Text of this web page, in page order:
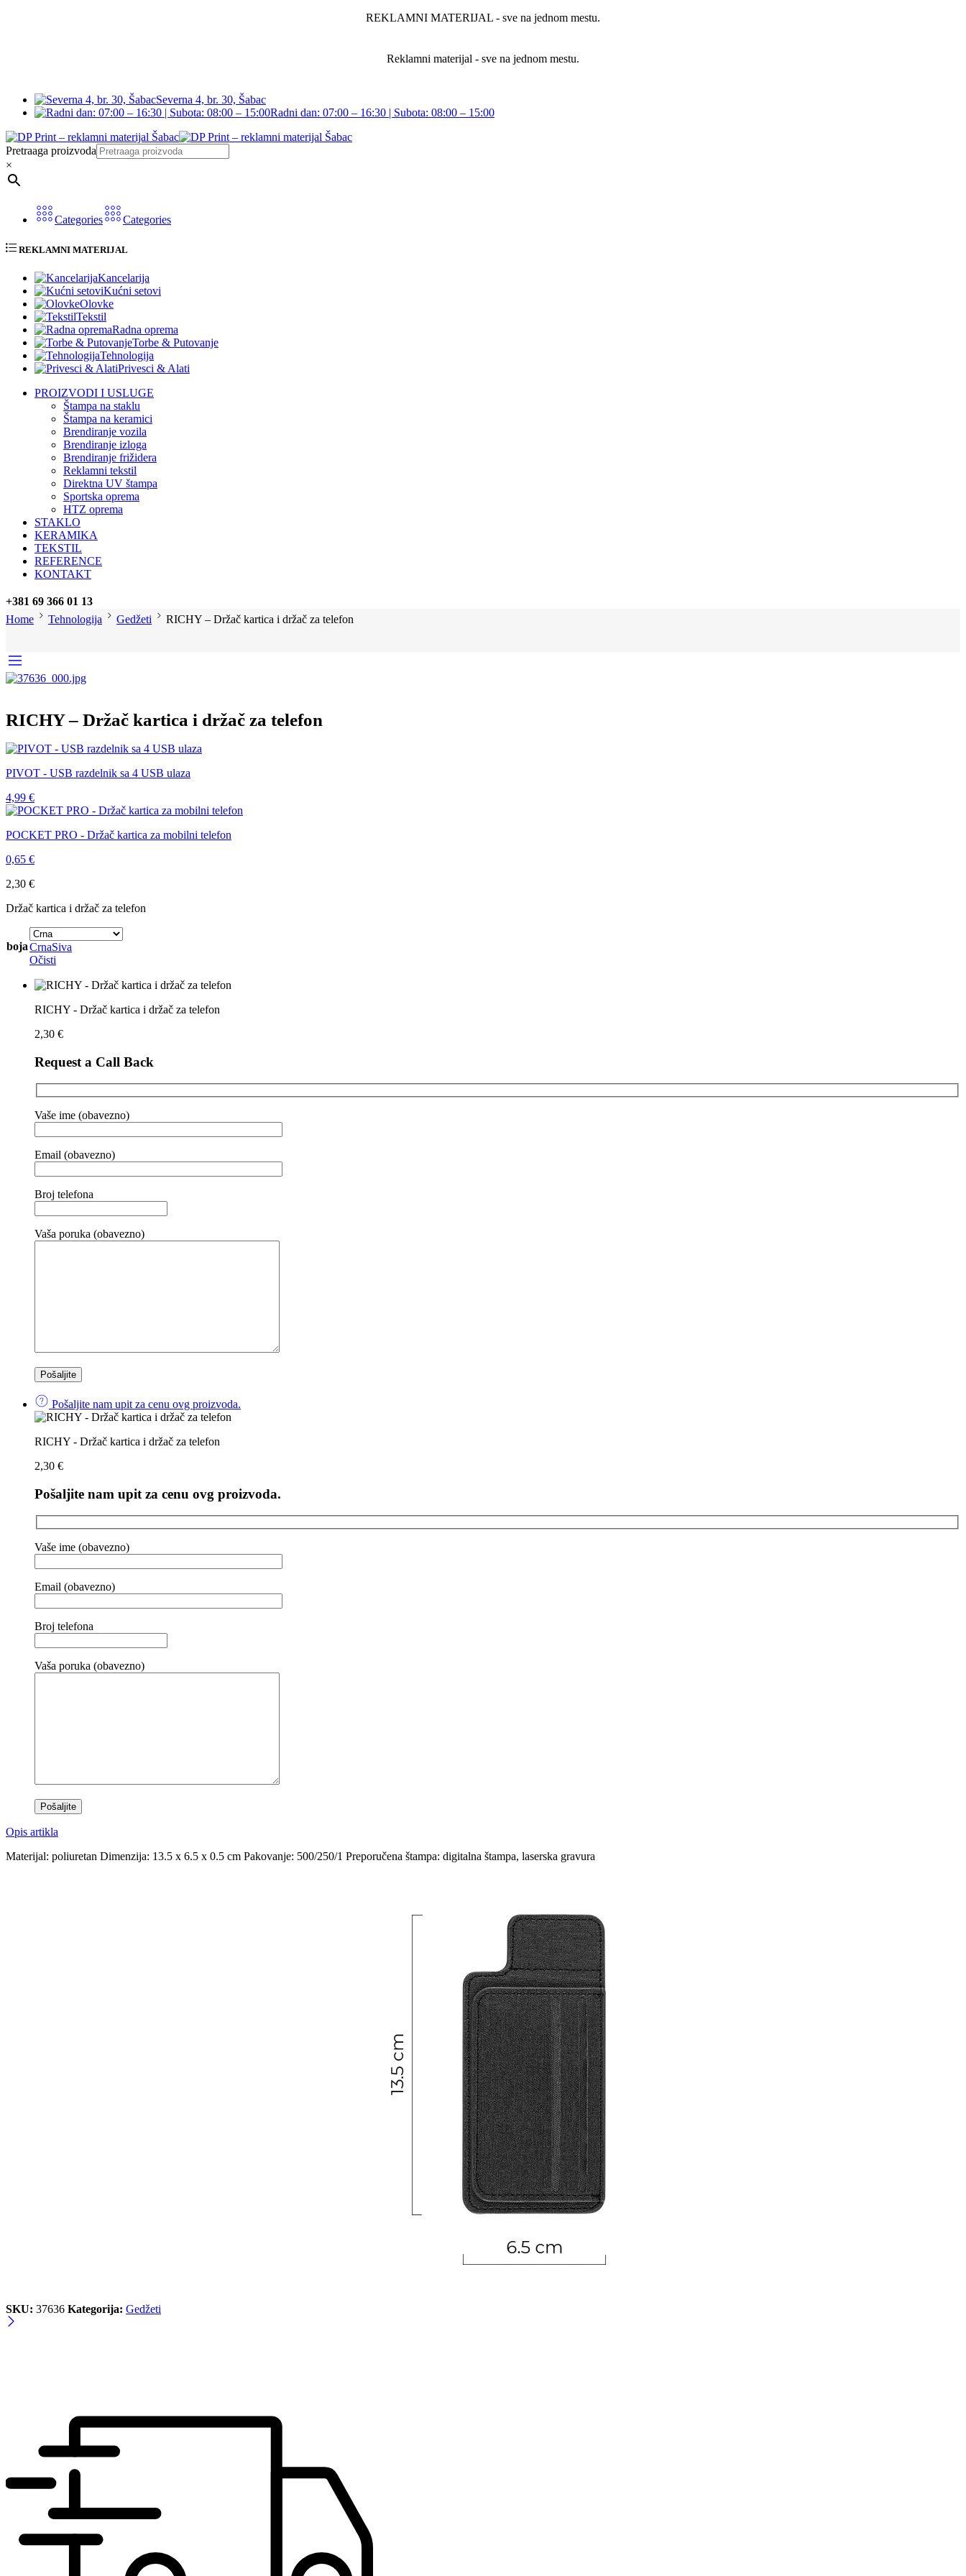
REKLAMNI MATERIJAL - sve na jednom mestu.
Reklamni materijal - sve na jednom mestu.
Severna 4, br. 30, Šabac
Radni dan: 07:00 – 16:30 | Subota: 08:00 – 15:00
Pretraaga proizvoda
×
Categories Categories
REKLAMNI MATERIJAL
Kancelarija
Kućni setovi
Olovke
Tekstil
Radna oprema
Torbe & Putovanje
Tehnologija
Privesci & Alati
PROIZVODI I USLUGE
Štampa na staklu
Štampa na keramici
Brendiranje vozila
Brendiranje izloga
Brendiranje frižidera
Reklamni tekstil
Direktna UV štampa
Sportska oprema
HTZ oprema
STAKLO
KERAMIKA
TEKSTIL
REFERENCE
KONTAKT
+381 69 366 01 13
Home
Tehnologija Gedžeti RICHY – Držač kartica i držač za telefon
RICHY – Držač kartica i držač za telefon
PIVOT - USB razdelnik sa 4 USB ulaza
4,99 €
POCKET PRO - Držač kartica za mobilni telefon
0,65 €
2,30 €
Držač kartica i držač za telefon
bojaCrnaSiva
Očisti
RICHY - Držač kartica i držač za telefon
2,30 €
Request a Call Back
Vaše ime (obavezno)
Email (obavezno)
Broj telefona
Vaša poruka (obavezno)
Pošaljite nam upit za cenu ovg proizvoda.
RICHY - Držač kartica i držač za telefon
2,30 €
Pošaljite nam upit za cenu ovg proizvoda.
Vaše ime (obavezno)
Email (obavezno)
Broj telefona
Vaša poruka (obavezno)
Opis artikla
Materijal: poliuretan Dimenzija: 13.5 x 6.5 x 0.5 cm Pakovanje: 500/250/1 Preporučena štampa: digitalna štampa, laserska gravura
SKU: 37636 Kategorija: Gedžeti